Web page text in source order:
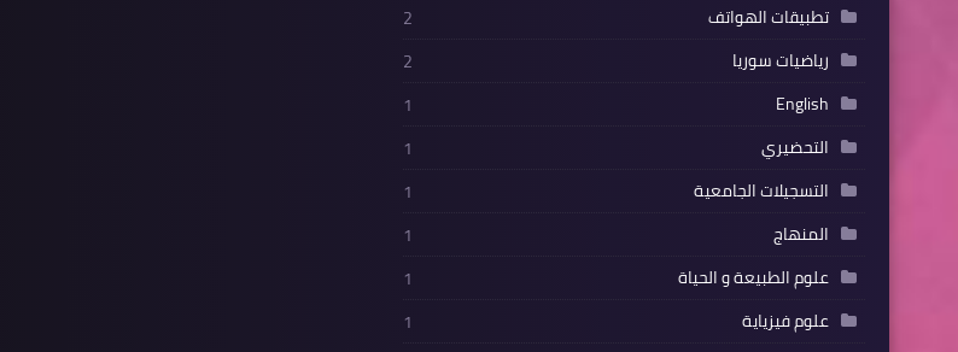
تطبيقات الهواتف
2
رياضيات سوريا
2
English
1
التحضيري
1
التسجيلات الجامعية
1
المنهاج
1
علوم الطبيعة و الحياة
1
علوم فيزياية
1